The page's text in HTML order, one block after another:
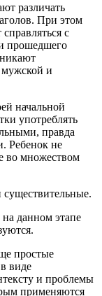
различать
При этом
с
и прошедшего
мужской и
начальной
употреблять
правда
Ребенок не
во множеством
существительные.
данном этапе
простые
виде
и проблемы
применяются